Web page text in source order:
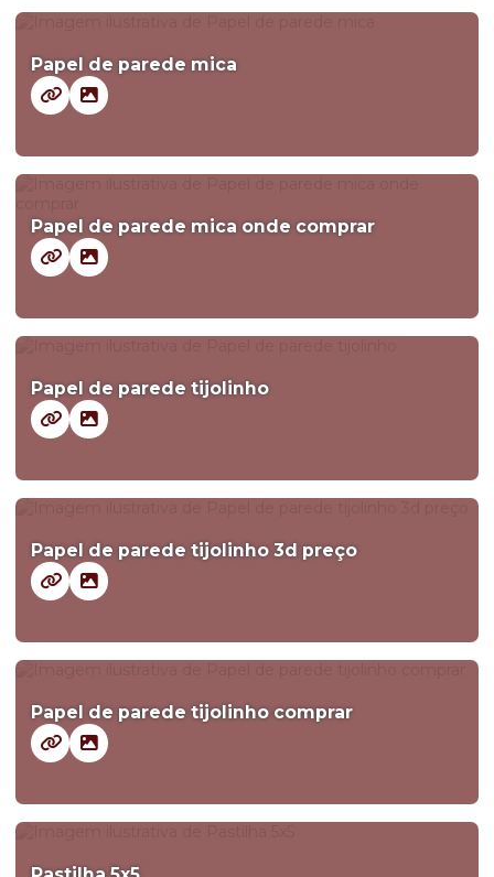
Papel de parede mica
Papel de parede mica onde comprar
Papel de parede tijolinho
Papel de parede tijolinho 3d preço
Papel de parede tijolinho comprar